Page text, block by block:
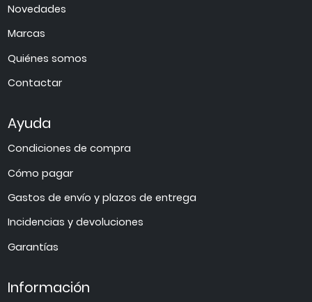
Novedades
Marcas
Quiénes somos
Contactar
Ayuda
Condiciones de compra
Cómo pagar
Gastos de envío y plazos de entrega
Incidencias y devoluciones
Garantías
Información